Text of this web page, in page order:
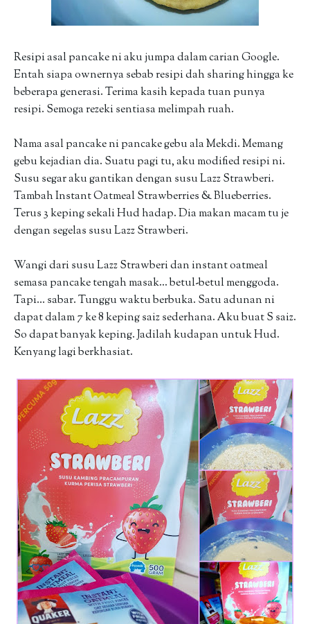
Resipi asal pancake ni aku jumpa dalam carian Google.
Entah siapa ownernya sebab resipi dah sharing hingga ke
beberapa generasi. Terima kasih kepada tuan punya
resipi. Semoga rezeki sentiasa melimpah ruah.
Nama asal pancake ni pancake gebu ala Mekdi. Memang
gebu kejadian dia. Suatu pagi tu, aku modified resipi ni.
Susu segar aku gantikan dengan susu Lazz Strawberi.
Tambah Instant Oatmeal Strawberries & Blueberries.
Terus 3 keping sekali Hud hadap. Dia makan macam tu je
dengan segelas susu Lazz Strawberi.
Wangi dari susu Lazz Strawberi dan instant oatmeal
semasa pancake tengah masak... betul-betul menggoda.
Tapi... sabar. Tunggu waktu berbuka. Satu adunan ni
dapat dalam 7 ke 8 keping saiz sederhana. Aku buat S saiz.
So dapat banyak keping. Jadilah kudapan untuk Hud.
Kenyang lagi berkhasiat.